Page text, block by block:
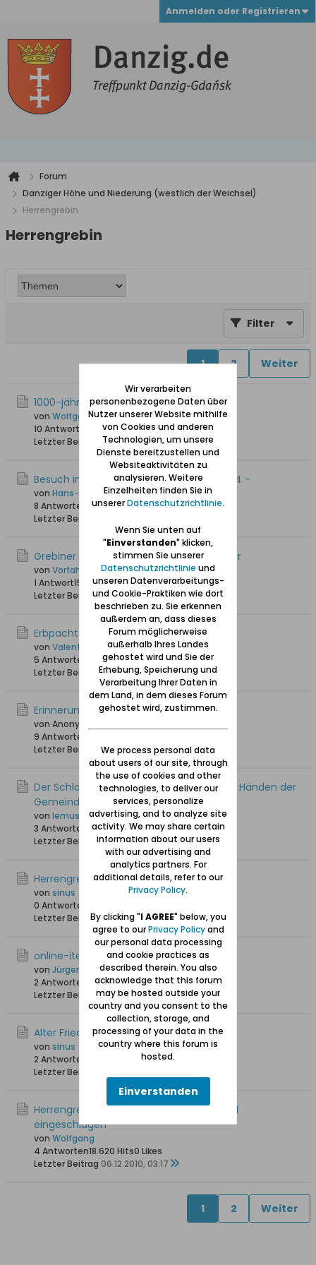
Anmelden oder Registrieren
Forum
Danziger Höhe und Niederung (westlich der Weichsel)
Herrengrebin
Herrengrebin
Filter
1 2 Weiter
1000-jährige Eiche in Herrengrebin
von Wolfgang
10 Antworten
42.180 Hits0 Likes
Letzter Beitrag
21.09.2017, 17:35
Besuch in meiner alten Heimat - Juni 2014 -
von Hans-Joachim
8 Antworten
28.553 Hits0 Likes
Letzter Beitrag
Grebiner Wald - Torwächter/Holzaufseher
von Vorfahr
1 Antwort15.461 Hits0 Likes
Letzter Beitrag23.03.2014, 11:35
Erbpachtsvorwerk Mönchengrebin
von Valentina
5 Antworten
16.612 Hits0 Likes
Letzter Beitrag
23.07.2013, 23:06
Erinnerungen aus Herrengrebin
von Anonymus
9 Antworten
Letzter Beitrag
26.11.2012, 13:18
Der Schloss in Herrengrebin wieder in den Händen der
Gemeinde
von lemusz71
3 Antworten
18.392 Hits0 Likes
Letzter Beitrag10.02.2012, 21:34
Herrengrebin bei google earth
von sinus
0 Antworten
Letzter Beitrag 27.12.2011, 23:41
online-iteratur Herrengrebin
von Jürgen Albrecht
2 Antworten
19.538 Hits0 Likes
Letzter Beitrag26.07.2011, 19:10
Alter Friedhof Herrengrebin
von sinus
2 Antworten
0 Likes
Letzter Beitrag
Herrengrebin 1657: Mit der Axt die Schädel
eingeschlagen
von Wolfgang
4 Antworten18.620 Hits0 Likes
Letzter Beitrag 06.12.2010, 03:17
1 2 Weiter
Wir verarbeiten
personenbezogene Daten über
Nutzer unserer Website mithilfe
von Cookies und anderen
Technologien, um unsere
Dienste bereitzustellen und
Websiteaktivitäten zu
analysieren. Weitere
Einzelheiten finden Sie in
unsererDatenschutzrichtlinie.
Wenn Sie unten auf
"Einverstanden" klicken,
stimmen Sie unserer
Datenschutzrichtlinie und
unseren Datenverarbeitungs-
und Cookie-Praktiken wie dort
beschrieben zu. Sie erkennen
außerdem an, dass dieses
Forum möglicherweise
außerhalb Ihres Landes
gehostet wird und Sie der
Erhebung, Speicherung und
Verarbeitung Ihrer Daten in
dem Land, in dem dieses Forum
gehostet wird, zustimmen.
We process personal data
about users of our site, through
the use of cookies and other
technologies, to deliver our
services, personalize
advertising, and to analyze site
activity. We may share certain
information about our users
with our advertising and
analytics partners. For
additional details, refer to our
Privacy Policy.
By clicking "I AGREE" below, you
agree to ourPrivacy Policyand
our personal data processing
and cookie practices as
described therein. You also
acknowledge that this forum
may be hosted outside your
country and you consent to the
collection, storage, and
processing of your data in the
country where this forum is
hosted.
Einverstanden